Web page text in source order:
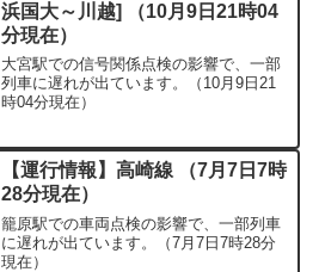
浜国大～川越] （10月9日21時04
分現在）
大宮駅での信号関係点検の影響で、一部
列車に遅れが出ています。（10月9日21
時04分現在）
【運行情報】高崎線 （7月7日7時
28分現在）
籠原駅での車両点検の影響で、一部列車
に遅れが出ています。（7月7日7時28分
現在）